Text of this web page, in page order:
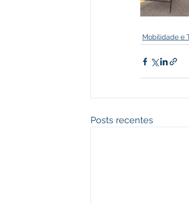
Mobilidade e
Posts recentes